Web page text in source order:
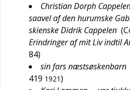
Christian Dorph
saavel af den hurumske
skienske Didrik Cappelen (
Erindringer af mit Liv indtil
84)
sin fars næstsøskenbarn
419 1921)